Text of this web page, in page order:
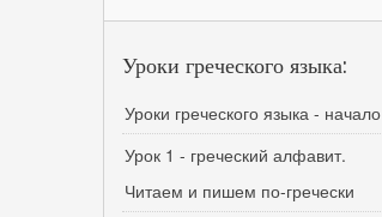
Уроки греческого языка:
Уроки греческого языка - начало
Урок 1 - греческий алфавит.
Читаем и пишем по-гречески